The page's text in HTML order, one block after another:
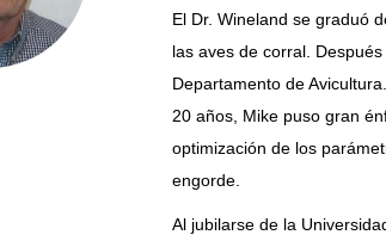
El Dr. Wineland se graduó
las aves de corral.
Departamento de
20 años, Mike puso gran
optimización de los
engorde.
Al jubilarse de la